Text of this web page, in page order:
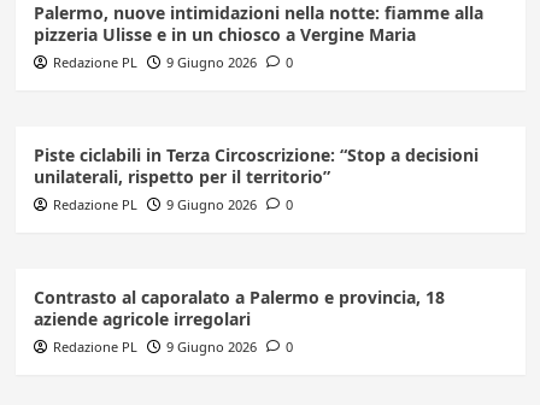
Palermo, nuove intimidazioni nella notte: fiamme alla
pizzeria Ulisse e in un chiosco a Vergine Maria
Redazione PL 9 Giugno 2026 0
Piste ciclabili in Terza Circoscrizione: “Stop a decisioni
unilaterali, rispetto per il territorio”
Redazione PL 9 Giugno 2026 0
Contrasto al caporalato a Palermo e provincia, 18
aziende agricole irregolari
Redazione PL 9 Giugno 2026 0